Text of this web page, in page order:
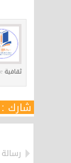
ثقافية
شارك :